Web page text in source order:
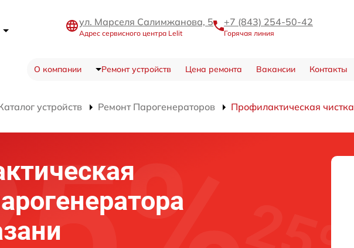
ул. Марселя Салимжанова, 5
Адрес сервисного центра Lelit
+7 (843) 254-50-42
Горячая линия
О компании Ремонт устройств Цена ремонта Вакансии Контакты
устройств Ремонт Парогенераторов Профилактическая чистка